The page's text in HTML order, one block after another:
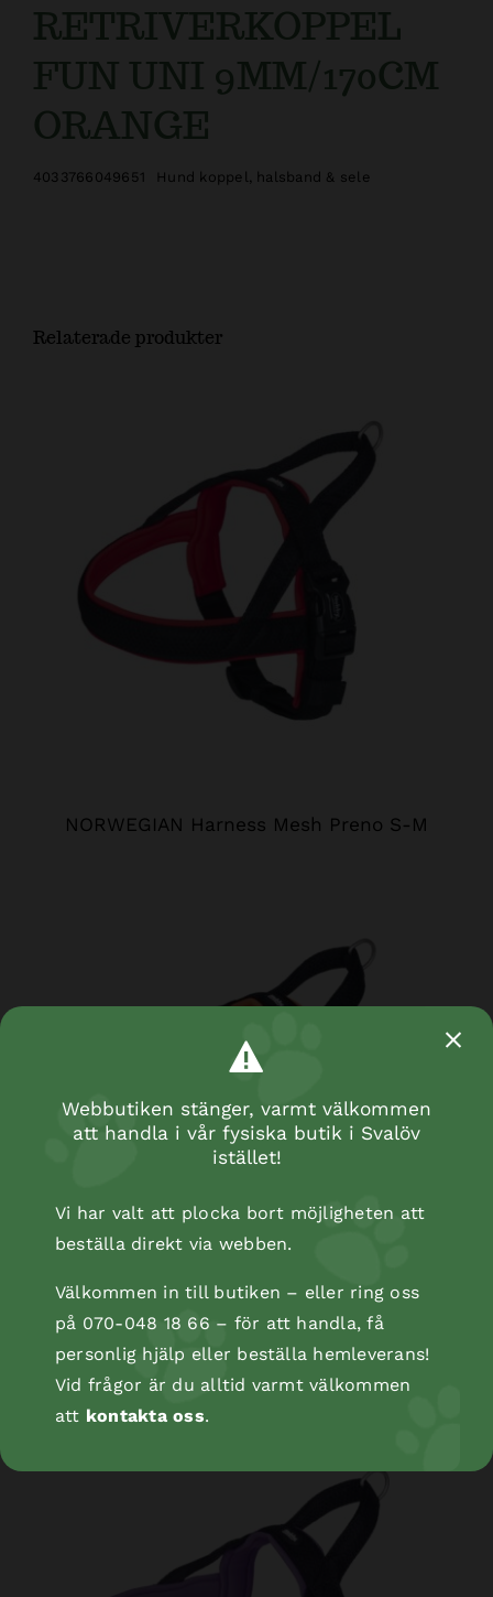
RETRIVERKOPPEL
FUN UNI 9MM/170CM
ORANGE
4033766049651 Hund koppel, halsband & sele
Relaterade produkter
NORWEGIAN Harness Mesh Preno S-M
NORWEGIAN Harness Mesh Preno L
Webbutiken stänger, varmt välkommen
att handla i vår fysiska butik i Svalöv
istället!
Vi har valt att plocka bort möjligheten att
beställa direkt via webben.
Välkommen in till butiken – eller ring oss
på 070-048 18 66 – för att handla, få
personlig hjälp eller beställa hemleverans!
Vid frågor är du alltid varmt välkommen
att kontakta oss.